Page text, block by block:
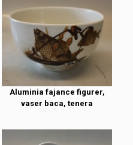
Aluminia fajance figurer,
vaser baca, tenera